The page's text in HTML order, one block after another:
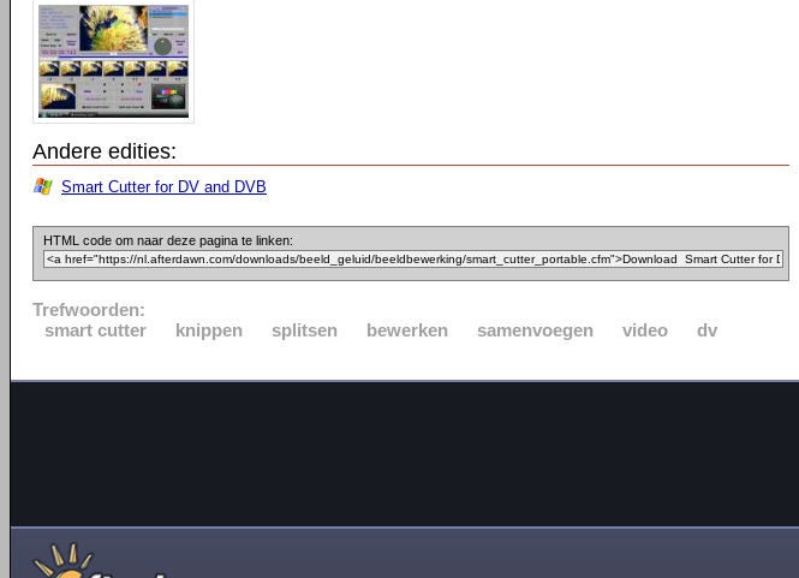
Andere edities:
Smart Cutter for DV and DVB
HTML code om naar deze pagina te linken:
Trefwoorden:
smart cutter
knippen splitsen bewerken samenvoegen video dv